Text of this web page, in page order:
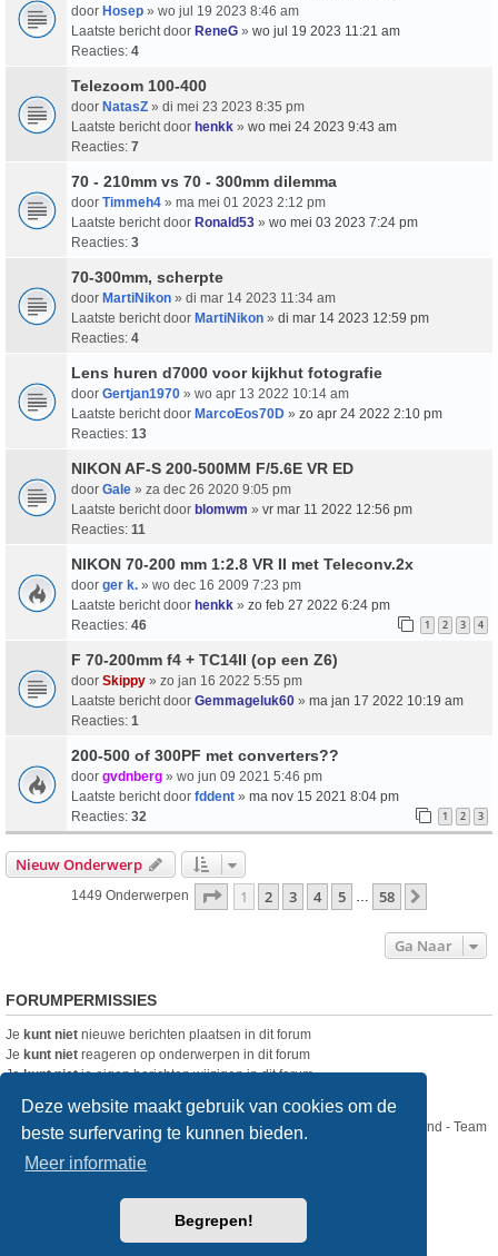
Deze website maakt gebruik van cookies om de
beste surfervaring te kunnen bieden.
Meer informatie
Begrepen!
door Hosep » wo jul 19 2023 8:46 am
Laatste bericht door ReneG » wo jul 19 2023 11:21 am
Reacties: 4
Telezoom 100-400
door NatasZ » di mei 23 2023 8:35 pm
Laatste bericht door henkk » wo mei 24 2023 9:43 am
Reacties: 7
70 - 210mm vs 70 - 300mm dilemma
door Timmeh4 » ma mei 01 2023 2:12 pm
Laatste bericht door Ronald53 » wo mei 03 2023 7:24 pm
Reacties: 3
70-300mm, scherpte
door MartiNikon » di mar 14 2023 11:34 am
Laatste bericht door MartiNikon » di mar 14 2023 12:59 pm
Reacties: 4
Lens huren d7000 voor kijkhut fotografie
door Gertjan1970 » wo apr 13 2022 10:14 am
Laatste bericht door MarcoEos70D » zo apr 24 2022 2:10 pm
Reacties: 13
NIKON AF-S 200-500MM F/5.6E VR ED
door Gale » za dec 26 2020 9:05 pm
Laatste bericht door blomwm » vr mar 11 2022 12:56 pm
Reacties: 11
NIKON 70-200 mm 1:2.8 VR II met Teleconv.2x
door ger k. » wo dec 16 2009 7:23 pm
Laatste bericht door henkk » zo feb 27 2022 6:24 pm
Reacties: 46 1 2 3 4
F 70-200mm f4 + TC14II (op een Z6)
door Skippy » zo jan 16 2022 5:55 pm
Laatste bericht door Gemmageluk60 » ma jan 17 2022 10:19 am
Reacties: 1
200-500 of 300PF met converters??
door gvdnberg » wo jun 09 2021 5:46 pm
Laatste bericht door fddent » ma nov 15 2021 8:04 pm
Reacties: 32 1 2 3
Nieuw Onderwerp
1449 Onderwerpen Pagina Van58
1 2 3 4 5 58
Ga Naar
FORUMPERMISSIES
Je kunt niet nieuwe berichten plaatsen in dit forum
Je kunt niet reageren op onderwerpen in dit forum
Jekunt nietje eigen berichten wijzigen in dit forum
Nikon Club Nederland - Team
Forum
Copyright © Nikon Club Nederland 2023
® Forum Software © phpBB Limited
created by INVENTEA & v12mike